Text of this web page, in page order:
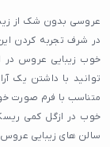
لیفت ابرو
لیفت مژه
پاکسازی
اپیلاسیون
آرایش دائم
مرکز
عروسی بدون شک از
در شرف تجربه کردن
خوب زیبایی عروس در
توانید با داشتن یک
متناسب با فرم صورت
خوب در ازگل کمی
سالن های زیبایی